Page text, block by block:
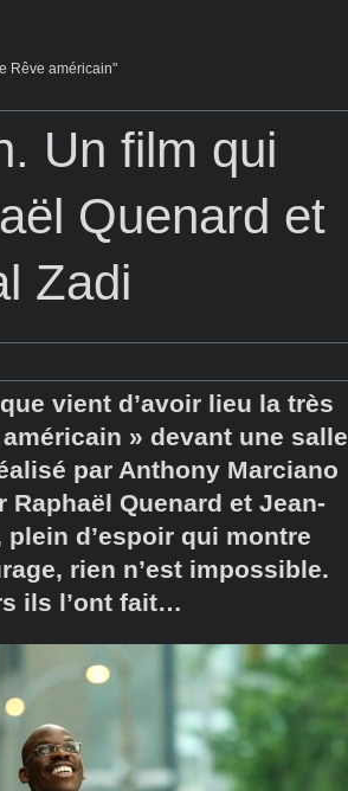
Rêve américain"
Un film qui
Quenard et
Zadi
vient d’avoir lieu la très
» devant une salle
par Anthony Marciano
Quenard et Jean-
d’espoir qui montre
rien n’est impossible.
ils l’ont fait…